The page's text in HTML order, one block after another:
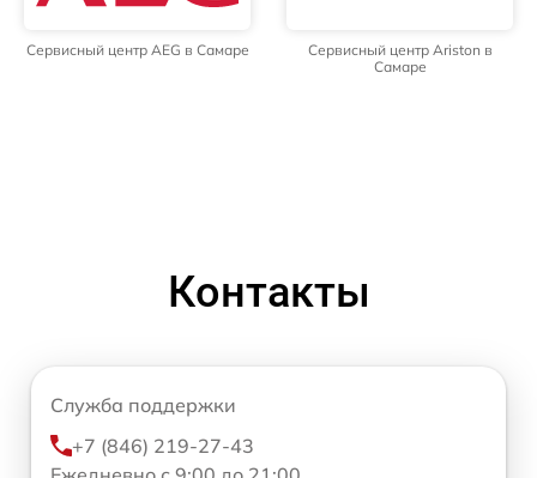
Сервисный центр AEG в Самаре
Сервисный центр Ariston в
Самаре
Контакты
Служба поддержки
+7 (846) 219-27-43